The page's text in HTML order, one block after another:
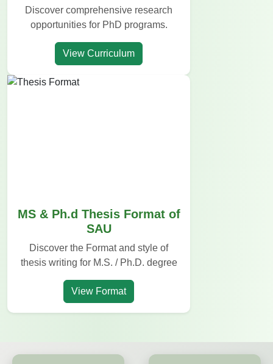
Discover comprehensive research
opportunities for PhD programs.
View Curriculum
MS & Ph.d Thesis Format of
SAU
Discover the Format and style of
thesis writing for M.S. / Ph.D. degree
View Format